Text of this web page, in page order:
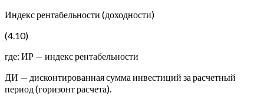
Индекс рентабельности (доходности)
(4.10)
где: ИР — индекс рентабельности
ДИ — дисконтированная сумма инвестиций за расчетный
период (горизонт расчета).